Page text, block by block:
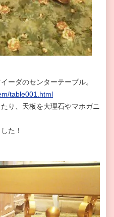
ーダのセンターテーブル。
table001.html
り、天板を大理石やマホガニ
た！